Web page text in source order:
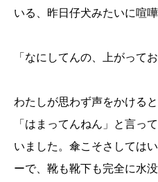
いる、昨日仔犬みたいに喧
「なにしてんの、上がって
わたしが思わず声をかける
「はまってんねん」と言っ
いました。傘こそさしては
ーで、靴も靴下も完全に水